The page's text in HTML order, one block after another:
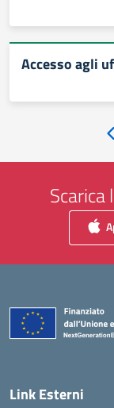
Accesso agli
Link Esterni